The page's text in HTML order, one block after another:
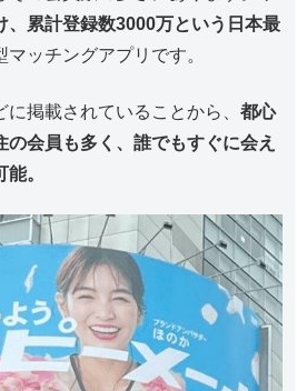
、累計登録数3000万という日本最
マッチングアプリです。
に掲載されていることから、都心
会員も多く、誰でもすぐに会え
。